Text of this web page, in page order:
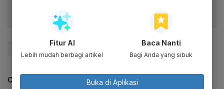
#Covid-19
CEK JUGA DATA INI
Fitur AI
Lebih mudah berbagi artikel
Baca Nanti
Bagi Anda yang sibuk
Buka di Aplikasi